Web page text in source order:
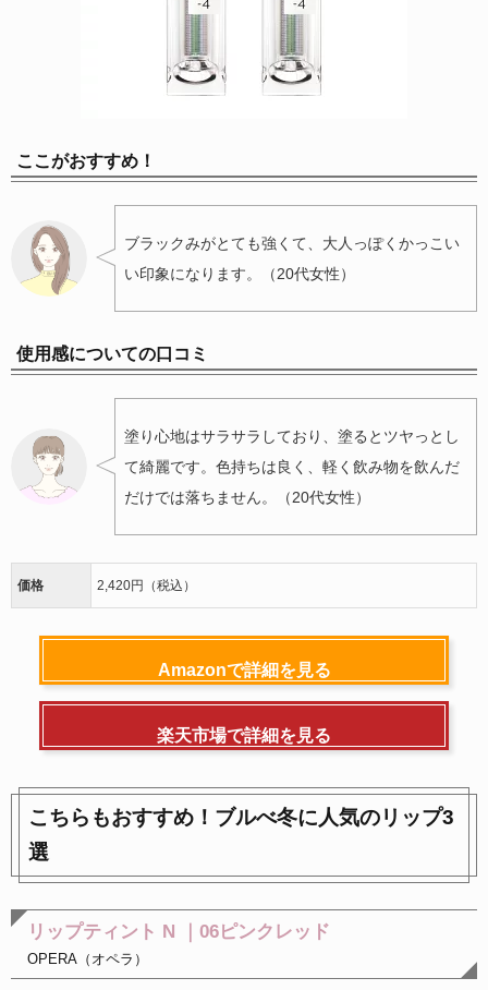
ここがおすすめ！
ブラックみがとても強くて、大人っぽくかっこい
い印象になります。（20代女性）
使用感についての口コミ
塗り心地はサラサラしており、塗るとツヤっとし
て綺麗です。色持ちは良く、軽く飲み物を飲んだ
だけでは落ちません。（20代女性）
価格 2,420円（税込）
Amazonで詳細を見る
楽天市場で詳細を見る
こちらもおすすめ！ブルべ冬に人気のリップ3
選
リップティント N ｜06ピンクレッド
OPERA（オペラ）